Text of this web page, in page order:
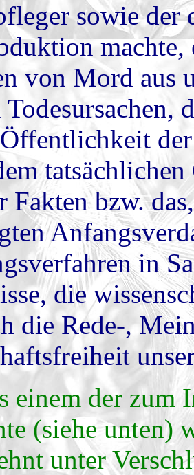
sowie der
machte,
von Mord aus
Todesursachen,
tatsächlichen
Fakten bzw.
in
die
die Rede-,
einem der zum
(siehe unten)
unter